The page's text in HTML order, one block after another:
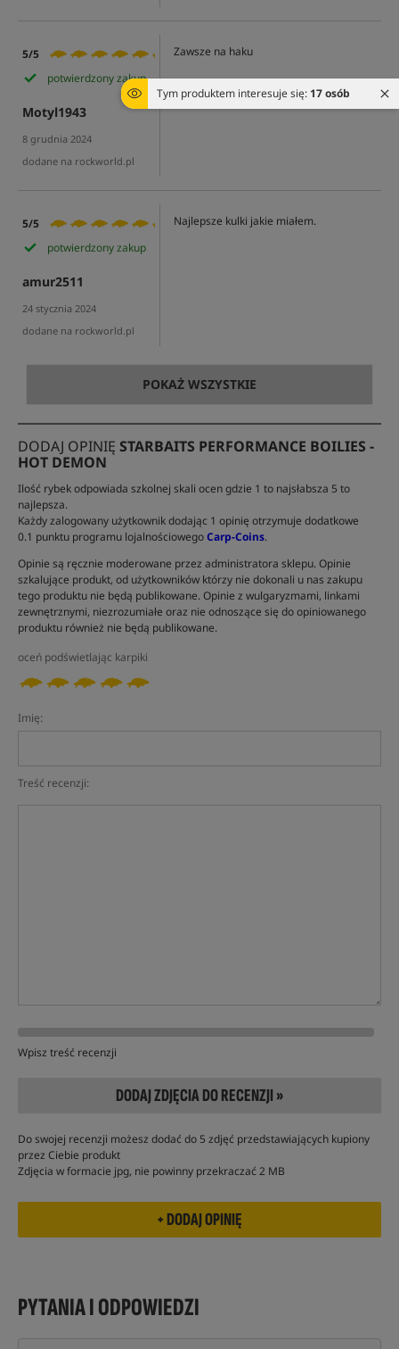
Tym produktem interesuje się: 17 osób
5/5
potwierdzony zakup
Motyl1943
8 grudnia 2024
dodane na rockworld.pl
Zawsze na haku
5/5
potwierdzony zakup
amur2511
24 stycznia 2024
dodane na rockworld.pl
Najlepsze kulki jakie miałem.
POKAŻ WSZYSTKIE
DODAJ OPINIĘ STARBAITS PERFORMANCE BOILIES -
HOT DEMON
Ilość rybek odpowiada szkolnej skali ocen gdzie 1 to najsłabsza 5 to
najlepsza.
Każdy zalogowany użytkownik dodając 1 opinię otrzymuje dodatkowe
0.1 punktu programu lojalnościowegoCarp-Coins.
Opinie są ręcznie moderowane przez administratora sklepu. Opinie
szkalujące produkt, od użytkowników którzy nie dokonali u nas zakupu
tego produktu nie będą publikowane. Opinie z wulgaryzmami, linkami
zewnętrznymi, niezrozumiałe oraz nie odnoszące się do opiniowanego
produktu również nie będą publikowane.
oceń podświetlając karpiki
Imię:
Treść recenzji:
Wpisz treść recenzji
DODAJ ZDJĘCIA DO RECENZJI »
Do swojej recenzji możesz dodać do 5 zdjęć przedstawiających kupiony
przez Ciebie produkt
Zdjęcia w formacie jpg, nie powinny przekraczać 2 MB
PYTANIA I ODPOWIEDZI